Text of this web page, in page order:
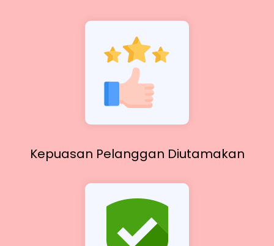
Kepuasan Pelanggan Diutamakan